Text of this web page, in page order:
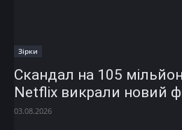
Зірки
Скандал на 105
Netflix викрали новий
03.08.2026